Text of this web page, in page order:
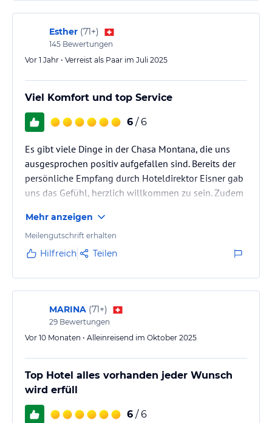
lies vor der Buchung die verbindlichen
jeweiligen Veranstalters.
Esther (71+)
145 Bewertungen
Vor 1 Jahr • Verreist als Paar im Juli 2025
Viel Komfort und top Service
6 / 6
Es gibt viele Dinge in der Chasa Montana, die uns
ausgesprochen positiv aufgefallen sind. Bereits der
persönliche Empfang durch Hoteldirektor Eisner gab
uns das Gefühl, herzlich willkommen zu sein. Zudem
und beriet auch als Sommelier. Der Service beim
Abendessen war auffallend eloquent, sprachgewandt
und aufmerksam, die Damen an der Rezeption
die Zimmerreinigung war tadellos. Unser
Doppelzimmer Zeblas war…
Mehr anzeigen
Meilengutschrift erhalten
Hilfreich Teilen
MARINA (71+)
29 Bewertungen
Vor 10 Monaten • Alleinreisend im Oktober 2025
Top Hotel alles vorhanden jeder Wunsch
wird erfüll
6 / 6